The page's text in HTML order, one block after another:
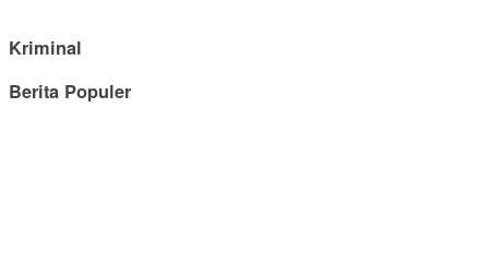
Kriminal
Berita Populer